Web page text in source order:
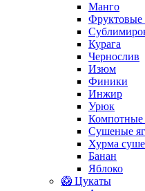
Манго
Фруктовые
Курага
Чернослив
Изюм
Финики
Инжир
Урюк
Компотные
Сушеные
Хурма
Банан
Яблоко
🥝 Цукаты